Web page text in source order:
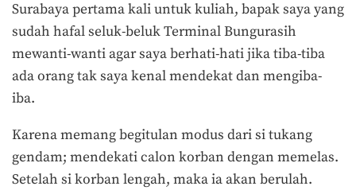
Surabaya pertama kali untuk kuliah, bapak saya yang
sudah hafal seluk-beluk Terminal Bungurasih
mewanti-wanti agar saya berhati-hati jika tiba-tiba
ada orang tak saya kenal mendekat dan mengiba-
iba.
Karena memang begitulan modus dari si tukang
gendam; mendekati calon korban dengan memelas.
Setelah si korban lengah, maka ia akan berulah.